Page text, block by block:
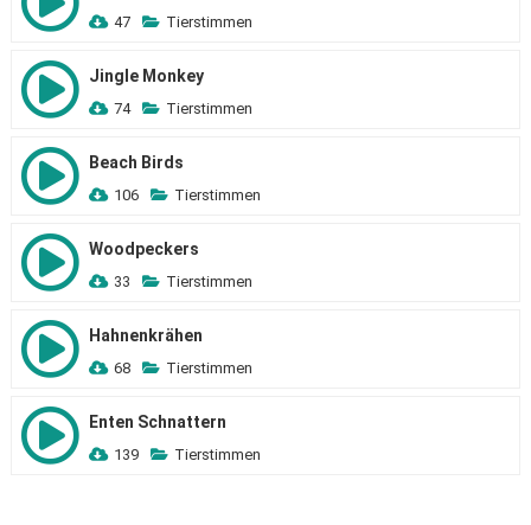
47 Tierstimmen
Jingle Monkey
74 Tierstimmen
Beach Birds
106 Tierstimmen
Woodpeckers
33 Tierstimmen
Hahnenkrähen
68 Tierstimmen
Enten Schnattern
139 Tierstimmen